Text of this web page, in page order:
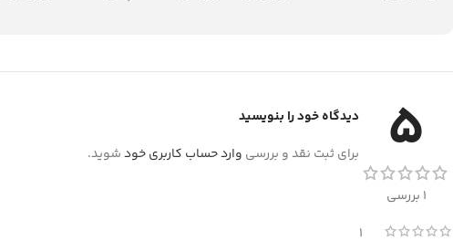
5
1 بررسی
1
دیدگاه خود را بنویسید
برای ثبت نقد و بررسی وارد حساب کاربری خودشوید.